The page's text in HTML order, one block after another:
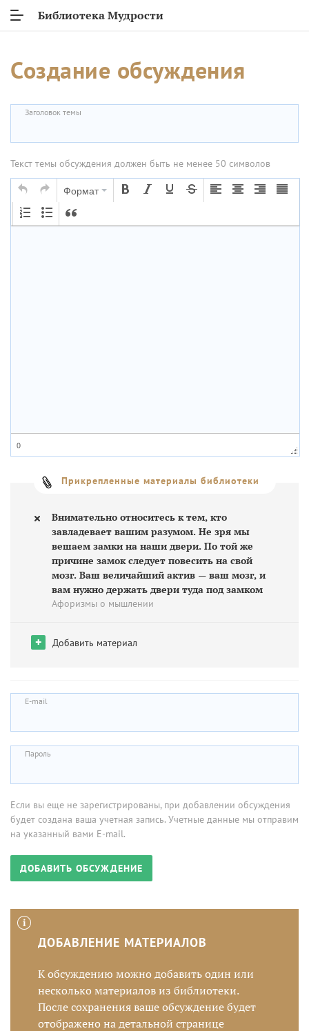
Библиотека Мудрости
Создание обсуждения
Заголовок темы
Текст темы обсуждения должен быть не менее 50 символов
Формат
0
Прикрепленные материалы библиотеки
Внимательно относитесь к тем, кто
завладевает вашим разумом. Не зря мы
вешаем замки на наши двери. По той же
причине замок следует повесить на свой
мозг. Ваш величайший актив — ваш мозг, и
вам нужно держать двери туда под замком
Афоризмы о мышлении
+ Добавить материал
E-mail
Пароль
Если вы еще не зарегистрированы, при добавлении обсуждения
будет создана ваша учетная запись. Учетные данные мы отправим
на указанный вами E-mail.
ДОБАВЛЕНИЕ МАТЕРИАЛОВ
К обсуждению можно добавить один или
несколько материалов из библиотеки.
После сохранения ваше обсуждение будет
отображено на детальной странице